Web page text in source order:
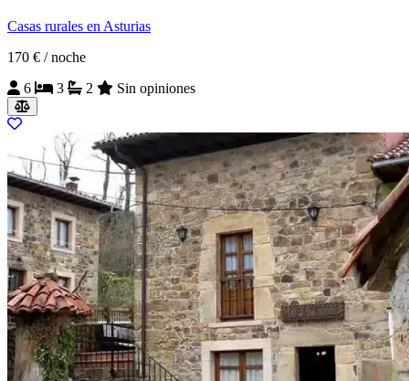
Casas rurales en Asturias
170 € / noche
6
3 2 Sin opiniones